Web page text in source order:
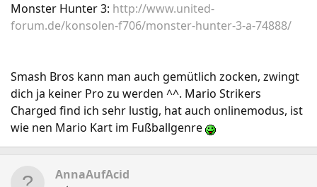
Monster Hunter 3: http://www.united-
forum.de/konsolen-f706/monster-hunter-3-a-74888/
Smash Bros kann man auch gemütlich zocken, zwingt
dich ja keiner Pro zu werden ^^. Mario Strikers
Charged find ich sehr lustig, hat auch onlinemodus, ist
wie nen Mario Kart im Fußballgenre
AnnaAufAcid